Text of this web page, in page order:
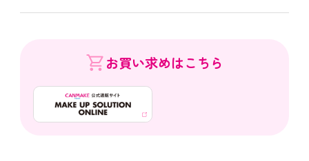
お買い求めはこちら